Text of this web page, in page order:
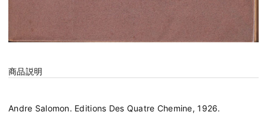
商品説明
Andre Salomon. Editions Des Quatre Chemine, 1926.